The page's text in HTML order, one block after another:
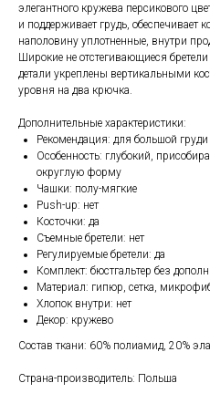
элегантного кружева персикового
и поддерживает грудь, обеспечивает
наполовину уплотненные, внутри
Широкие не отстегивающиеся
детали укреплены вертикальными
уровня на два крючка.
Дополнительные характеристики:
Рекомендация: для большой груди
Особенность: глубокий,
округлую форму
Чашки: полу-мягкие
Push-up: нет
Косточки: да
Съемные бретели: нет
Регулируемые бретели: да
Комплект: бюстгальтер без
Материал: гипюр, сетка,
Хлопок внутри: нет
Декор: кружево
Состав ткани: 60% полиамид, 20%
Страна-производитель: Польша